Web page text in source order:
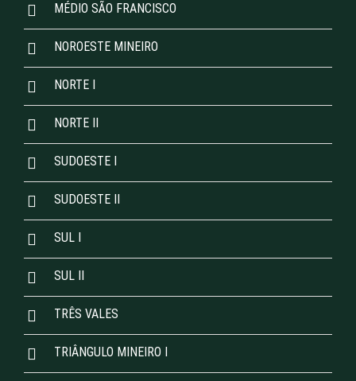
MÉDIO SÃO FRANCISCO
NOROESTE MINEIRO
NORTE I
NORTE II
SUDOESTE I
SUDOESTE II
SUL I
SUL II
TRÊS VALES
TRIÂNGULO MINEIRO I